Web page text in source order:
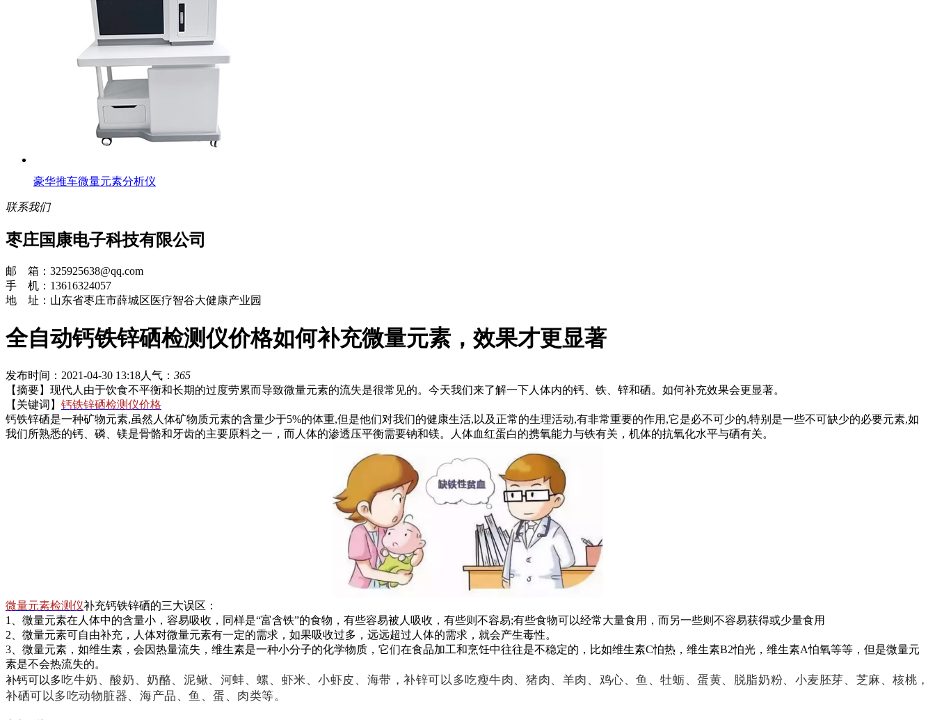
豪华推车微量元素分析仪
联系我们
枣庄国康电子科技有限公司
邮 箱：325925638@qq.com
手 机：13616324057
地 址：山东省枣庄市薛城区医疗智谷大健康产业园
全自动钙铁锌硒检测仪价格如何补充微量元素，效果才更显著
发布时间：2021-04-30 13:18人气： 365
【摘要】现代人由于饮食不平衡和长期的过度劳累而导致微量元素的流失是很常见的。今天我们来了解一下人体内的钙、铁、锌和硒。如何补充效果会更显著。
【关键词】 钙铁锌硒检测仪价格
钙铁锌硒是一种矿物元素,虽然人体矿物质元素的含量少于5%的体重,但是他们对我们的健康生活,以及正常的生理活动,有非常重要的作用,它是必不可少的,特别是一些不可缺少的必要元素,如
我们所熟悉的钙、磷、镁是骨骼和牙齿的主要原料之一，而人体的渗透压平衡需要钠和镁。人体血红蛋白的携氧能力与铁有关，机体的抗氧化水平与硒有关。
微量元素检测仪补充钙铁锌硒的三大误区：
1、微量元素在人体中的含量小，容易吸收，同样是“富含铁”的食物，有些容易被人吸收，有些则不容易;有些食物可以经常大量食用，而另一些则不容易获得或少量食用
2、微量元素可自由补充，人体对微量元素有一定的需求，如果吸收过多，远远超过人体的需求，就会产生毒性。
3、微量元素，如维生素，会因热量流失，维生素是一种小分子的化学物质，它们在食品加工和烹饪中往往是不稳定的，比如维生素C怕热，维生素B2怕光，维生素A怕氧等等，但是微量元
素是不会热流失的。
补钙可以多吃牛奶、酸奶、奶酪、泥鳅、河蚌、螺、虾米、小虾皮、海带，补锌可以多吃瘦牛肉、猪肉、羊肉、鸡心、鱼、牡蛎、蛋黄、脱脂奶粉、小麦胚芽、芝麻、核桃，
补硒可以多吃动物脏器、海产品、鱼、蛋、肉类等。